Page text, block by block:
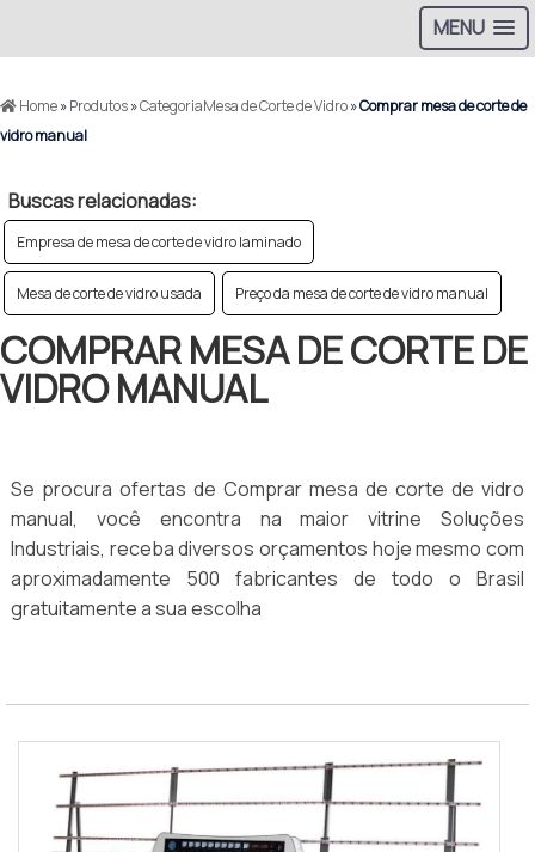
MENU
Home»Produtos»CategoriaMesa de Corte de Vidro»Comprar mesa de corte de
vidro manual
Buscas relacionadas:
Empresa de mesa de corte de vidro laminado
Mesa de corte de vidro usada Preço da mesa de corte de vidro manual
COMPRAR MESA DE CORTE DE
VIDRO MANUAL
Se procura ofertas de Comprar mesa de corte de vidro
manual, você encontra na maior vitrine Soluções
Industriais, receba diversos orçamentos hoje mesmo com
aproximadamente 500 fabricantes de todo o Brasil
gratuitamente a sua escolha